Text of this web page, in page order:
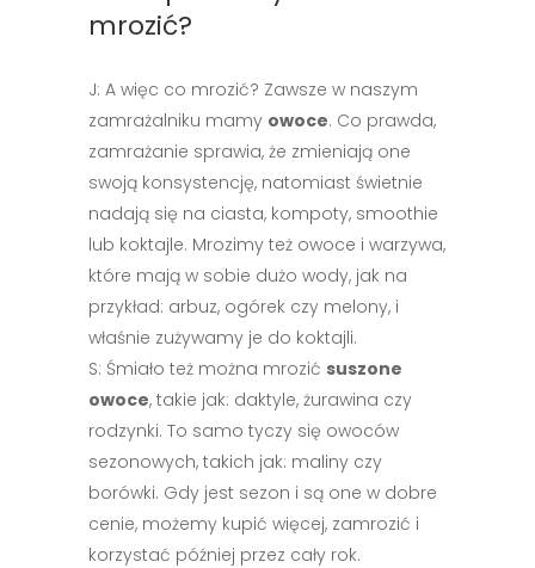
mrozić?
J: A więc co mrozić? Zawsze w naszym
zamrażalniku mamy owoce. Co prawda,
zamrażanie sprawia, że zmieniają one
swoją konsystencję, natomiast świetnie
nadają się na ciasta, kompoty, smoothie
lub koktajle. Mrozimy też owoce i warzywa,
które mają w sobie dużo wody, jak na
przykład: arbuz, ogórek czy melony, i
właśnie zużywamy je do koktajli.
S: Śmiało też można mrozić suszone
owoce, takie jak: daktyle, żurawina czy
rodzynki. To samo tyczy się owoców
sezonowych, takich jak: maliny czy
borówki. Gdy jest sezon i są one w dobre
cenie, możemy kupić więcej, zamrozić i
korzystać później przez cały rok.